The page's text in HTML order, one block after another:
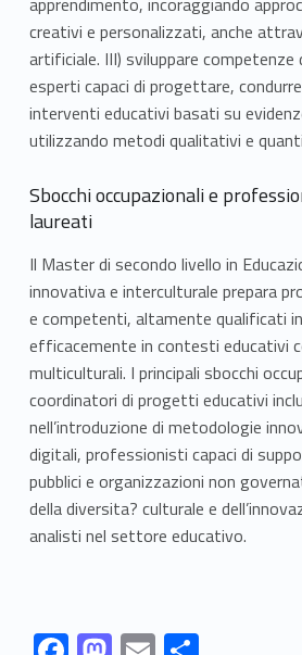
creativi e personalizzati, anche
artificiale. III) sviluppare competenze
esperti capaci di progettare,
interventi educativi basati su
utilizzando metodi qualitativi e
Sbocchi occupazionali e
laureati
Il Master di secondo livello in
innovativa e interculturale prepara
e competenti, altamente qualificati
efficacemente in contesti educativi
multiculturali. I principali sbocchi
coordinatori di progetti educativi
nell’introduzione di metodologie
digitali, professionisti capaci di
pubblici e organizzazioni non
della diversita? culturale e
analisti nel settore educativo.
Link identifier #identifier__196263-1 Link identifier #identifier__173854-2 Link identifier #identifier__123082-3 Link identifier #identifier__63961-4